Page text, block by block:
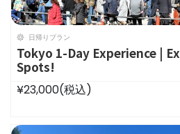
日帰りプラン
Tokyo 1-Day Experience |
Spots!
¥23,000(税込)